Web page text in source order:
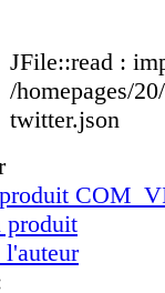
JFile::read :
/homepages/
twitter.json
produit